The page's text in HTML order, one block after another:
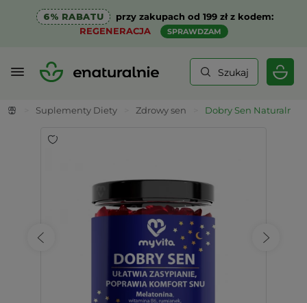
6% RABATU
przy zakupach od 199 zł z kodem:
REGENERACJA
SPRAWDZAM
Szukaj
Suplementy Diety Zdrowy sen Dobry Sen Naturalne